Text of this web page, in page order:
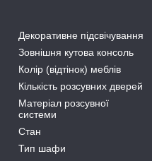
Декоративне підсвічування
Зовнішня кутова консоль
Колір (відтінок) меблів
Кількість розсувних дверей
Матеріал розсувної
системи
Стан
Тип шафи